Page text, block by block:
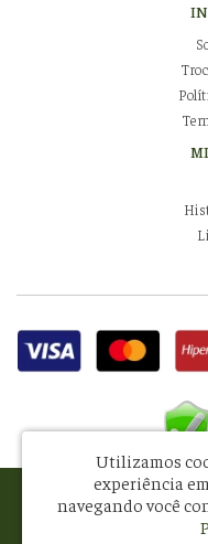
Pissani Indústria e Comércio
R. Francisco Otaviano, 71
Utilizamos
experiência
navegando você